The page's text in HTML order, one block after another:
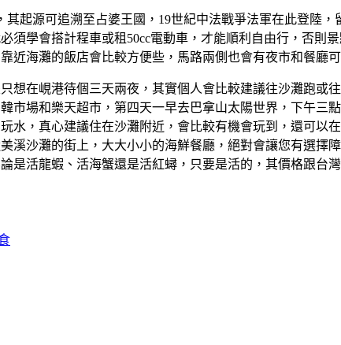
其起源可追溯至占婆王國，19世紀中法戰爭法軍在此登陸
須學會搭計程車或租50cc電動車，才能順利自由行，否
近海灘的飯店會比較方便些，馬路兩側也會有夜市和餐廳可
想在峴港待個三天兩夜，其實個人會比較建議往沙灘跑
市場和樂天超市，第四天一早去巴拿山太陽世界，下午三
水，真心建議住在沙灘附近，會比較有機會玩到，還可
溪沙灘的街上，大大小小的海鮮餐廳，絕對會讓您有選
是活龍蝦、活海蟹還是活紅蟳，只要是活的，其價格跟台